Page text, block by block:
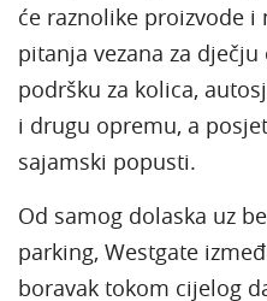
će raznolike proizvode i
pitanja vezana za
podršku za kolica,
i drugu opremu, a
sajamski popusti.
Od samog dolaska uz
parking, Westgate
boravak tokom cijelog